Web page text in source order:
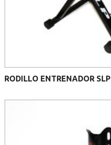
RODILLO ENTRENADOR SLP